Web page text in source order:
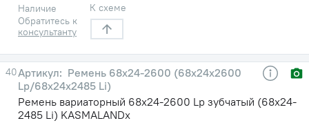
Наличие
Обратитесь к
консультанту
К схеме
40
Ремень 68х24-2600 (68х24х2600
Lp/68х24х2485 Li)
Ремень вариаторный 68х24-2600 Lp зубчатый (68х24-
2485 Li) KASMALANDх